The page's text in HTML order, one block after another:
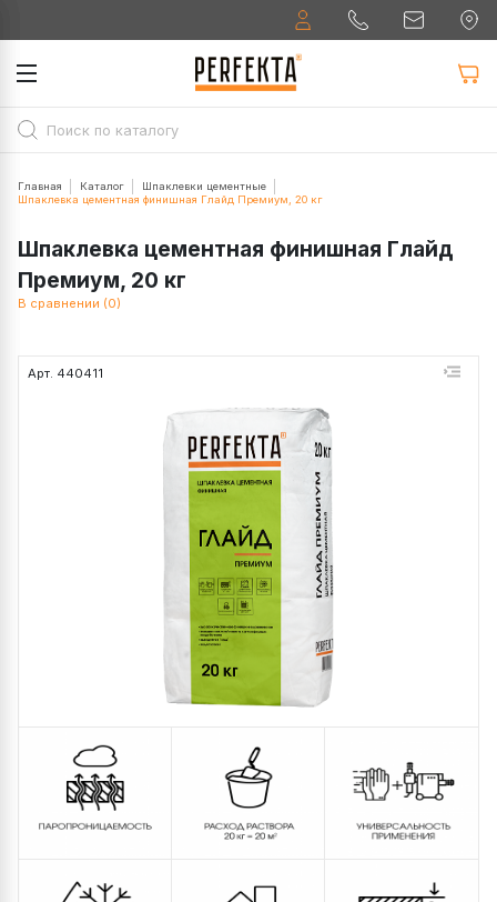
Главная Каталог
Шпаклевки цементные
Шпаклевка цементная финишная Глайд Премиум, 20 кг
Шпаклевка цементная финишная Глайд
Премиум, 20 кг
В сравнении (0)
Арт. 440411